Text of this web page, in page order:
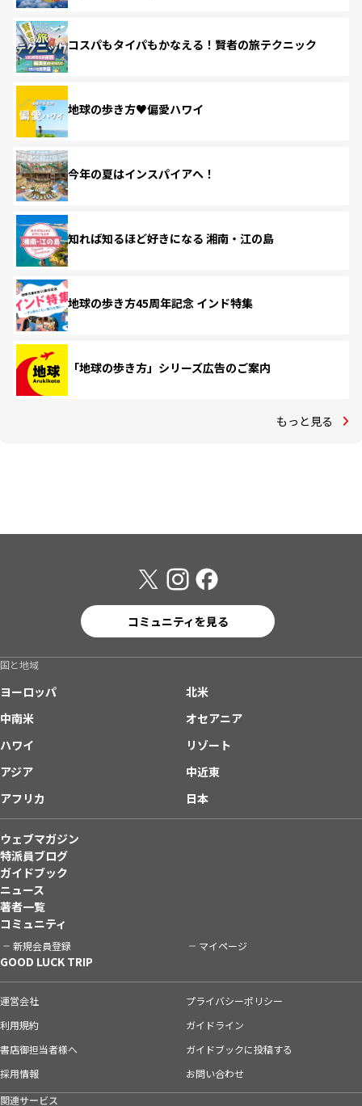
コスパもタイパもかなえる！賢者の旅テクニック
地球の歩き方♥偏愛ハワイ
今年の夏はインスパイアへ！
知れば知るほど好きになる 湘南・江の島
地球の歩き方45周年記念 インド特集
「地球の歩き方」シリーズ広告のご案内
もっと見る
コミュニティを見る
国と地域
ヨーロッパ
北米
中南米
オセアニア
ハワイ
リゾート
アジア
中近東
アフリカ
日本
ウェブマガジン
特派員ブログ
ガイドブック
ニュース
著者一覧
コミュニティ
新規会員登録 マイページ
GOOD LUCK TRIP
運営会社
プライバシーポリシー
利用規約
ガイドライン
書店御担当者様へ
ガイドブックに投稿する
採用情報
お問い合わせ
関連サービス